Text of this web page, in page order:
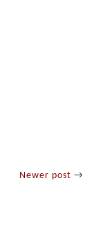
Newer post →